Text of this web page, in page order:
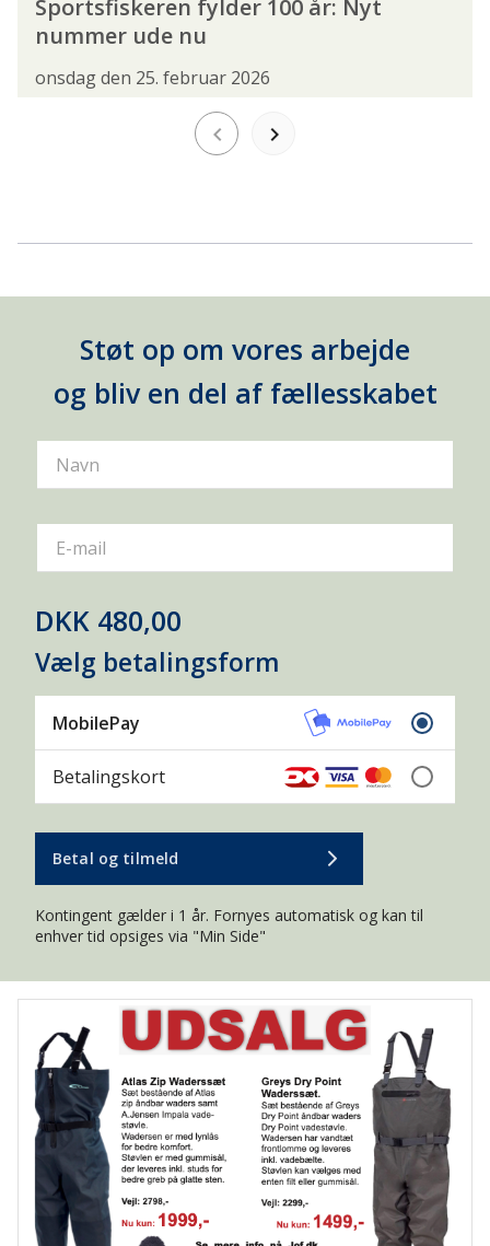
SPONSORERET INDHOLD SPORTSFISKEREN
ØRESUND
FISKEKONKURRENCE FISKESKOLE
FLUEBINDING FOREDRAG
GUIDET FISKETUR JUNIORLEDERKURSUS
MESSE NATUROPLEVELSER PREMIERE
PRESSEMEDDELELSER REJSE
SMOLTVAGT
VAND OG NATUR
ADGANGSFORHOLD AKVAKULTUR
BÆVER DAGKORT DE GLEMTE SØER
ELFISKERI ENTOMOLOGI
FISKEBESTANDE FISKEBIOLOGI
FISKERIKONTROL FISKESYGDOMME
FISKETEGN FISKEUNDERSØGELSE
FORURENING FREDNINGSTIDER
GENETIK GYDEGRUS GYDNING
HAVBRUG ILTSVIND INVASIV ART
LAKSELUS LODSEJER LOVE OG REGLER
MILJØ- OG VANDPLEJE
Sportsfiskeren fylder 100 år: Nyt
nummer ude nu
onsdag den 25. februar 2026
keyboard_arrow_left keyboard_arrow_right
Støt op om vores arbejde
og bliv en del af fællesskabet
Navn
E-mail
DKK 480,00
Vælg betalingsform
MobilePay
Betalingskort
Betal og tilmeld
Kontingent gælder i 1 år. Fornyes automatisk og kan til
enhver tid opsiges via "Min Side"